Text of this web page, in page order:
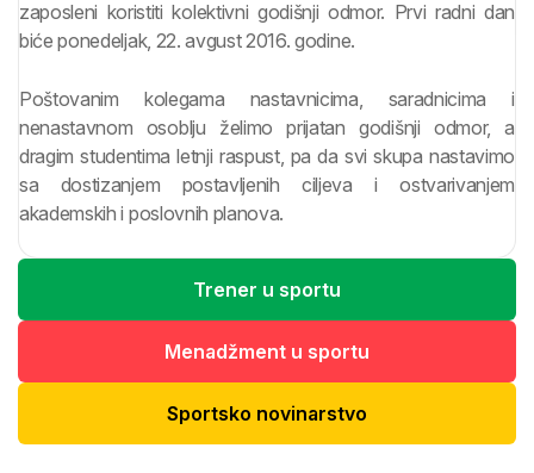
zaposleni koristiti kolektivni godišnji odmor. Prvi radni dan
biće ponedeljak, 22. avgust 2016. godine.
Poštovanim kolegama nastavnicima, saradnicima i
nenastavnom osoblju želimo prijatan godišnji odmor, a
dragim studentima letnji raspust, pa da svi skupa nastavimo
sa dostizanjem postavljenih ciljeva i ostvarivanjem
akademskih i poslovnih planova.
Trener u sportu
Menadžment u sportu
Sportsko novinarstvo